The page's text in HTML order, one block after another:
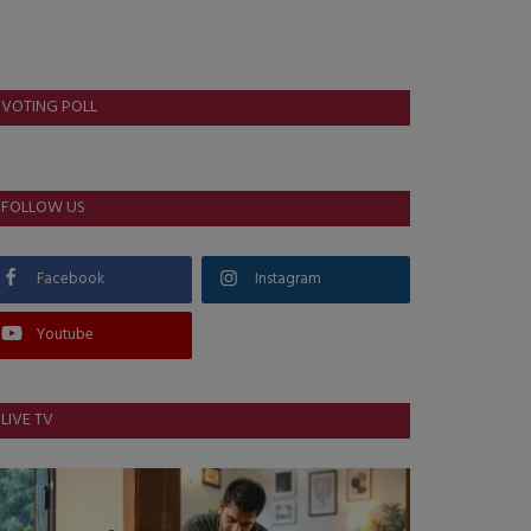
VOTING POLL
FOLLOW US
Facebook Instagram
Youtube
LIVE TV